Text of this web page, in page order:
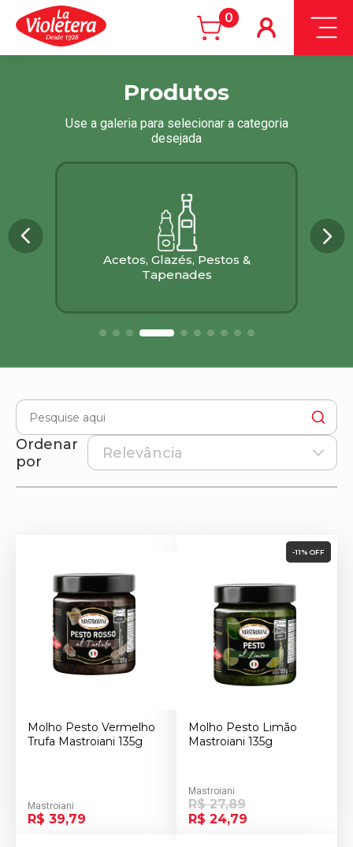
0
Produtos
Use a galeria para selecionar a categoria
desejada
Acetos, Glazés, Pestos &
Tapenades
Ordenar
por
Molho Pesto Vermelho
Trufa Mastroiani 135g
Mastroiani
R$ 39,79
-11% OFF
Molho Pesto Limão
Mastroiani 135g
Mastroiani
R$ 27,89
R$ 24,79